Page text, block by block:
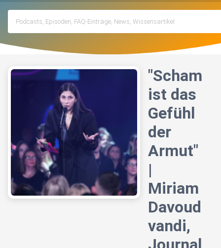
"Scham
ist das
Gefühl
der
Armut"
|
Miriam
Davoud
vandi,